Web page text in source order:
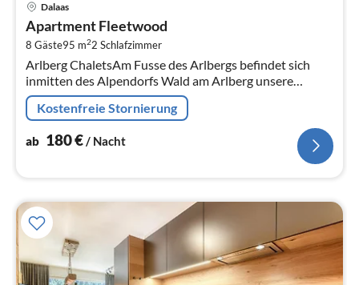
Dalaas
Apartment Fleetwood
8 Gäste95 m22 Schlafzimmer
Arlberg ChaletsAm Fusse des Arlbergs befindet sich
inmitten des Alpendorfs Wald am Arlberg unsere
Anlage  die Arlberg Chalets! Bei uns wird Urlaub neu
definiert!
Kostenfreie Stornierung
ab 180€/ Nacht